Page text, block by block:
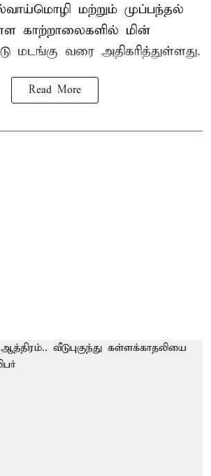
மற்றும் முப்பந்தல்
காற்றாலைகளில் மின்
மடங்கு வரை அதிகரித்துள்ளது.
Read More